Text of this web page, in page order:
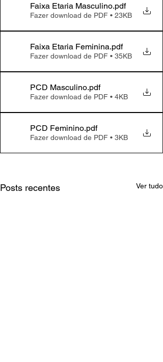
Faixa Etaria Masculino.pdf
Fazer download de PDF • 23KB
Faixa Etaria Feminina.pdf
Fazer download de PDF • 35KB
PCD Masculino.pdf
Fazer download de PDF • 4KB
PCD Feminino.pdf
Fazer download de PDF • 3KB
Posts recentes Ver tudo